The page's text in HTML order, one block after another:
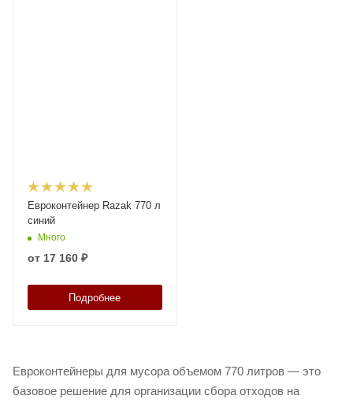
Евроконтейнер Razak 770 л
синий
Много
от 17 160 ₽
Подробнее
Евроконтейнеры для мусора объемом 770 литров — это
базовое решение для организации сбора отходов на